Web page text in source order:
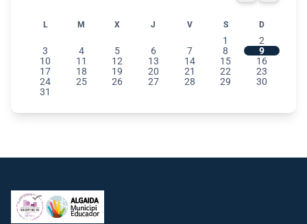
L M X J V S D
1
2
3
4 5 6 7 8
9
10
11 12 13 14 15
16
17
18 19 20 21 22
23
24
25 26 27 28 29
30
31